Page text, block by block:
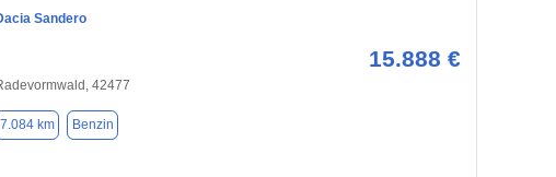
Sandero
15.888 €
42477
7.084 km Benzin